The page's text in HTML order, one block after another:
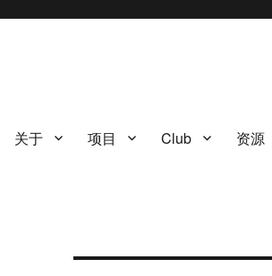
关于 项目 Club 资源